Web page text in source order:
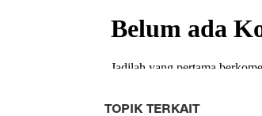
TOPIK TERKAIT